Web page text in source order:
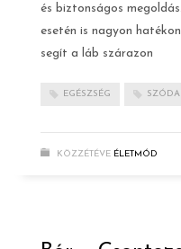
és biztonságos
esetén is nagyon
segít a láb szárazon
EGÉSZSÉG
KÖZZÉTÉVE ÉLETMÓD